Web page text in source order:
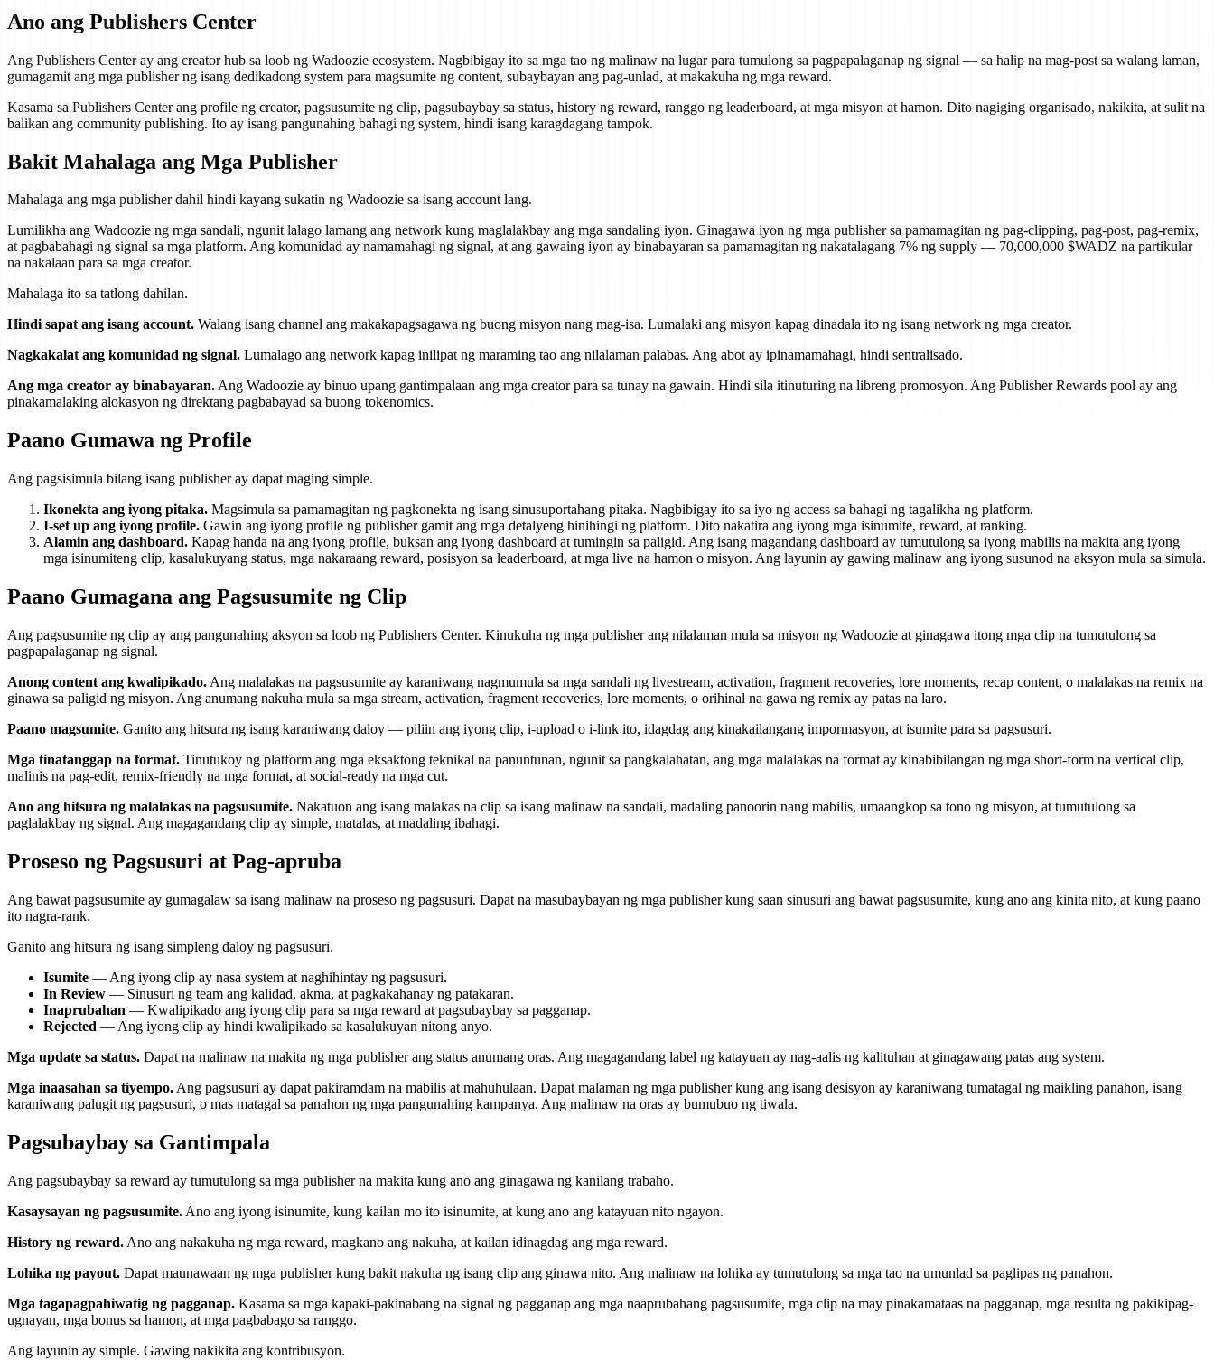
Ano ang Publishers Center
Ang Publishers Center ay ang creator hub sa loob ng Wadoozie ecosystem. Nagbibigay ito sa mga tao ng malinaw na lugar para tumulong sa pagpapalaganap ng signal — sa halip na mag-post sa walang laman,
gumagamit ang mga publisher ng isang dedikadong system para magsumite ng content, subaybayan ang pag-unlad, at makakuha ng mga reward.
Kasama sa Publishers Center ang profile ng creator, pagsusumite ng clip, pagsubaybay sa status, history ng reward, ranggo ng leaderboard, at mga misyon at hamon. Dito nagiging organisado, nakikita, at sulit na
balikan ang community publishing. Ito ay isang pangunahing bahagi ng system, hindi isang karagdagang tampok.
Bakit Mahalaga ang Mga Publisher
Mahalaga ang mga publisher dahil hindi kayang sukatin ng Wadoozie sa isang account lang.
Lumilikha ang Wadoozie ng mga sandali, ngunit lalago lamang ang network kung maglalakbay ang mga sandaling iyon. Ginagawa iyon ng mga publisher sa pamamagitan ng pag-clipping, pag-post, pag-remix,
at pagbabahagi ng signal sa mga platform. Ang komunidad ay namamahagi ng signal, at ang gawaing iyon ay binabayaran sa pamamagitan ng nakatalagang 7% ng supply — 70,000,000 $WADZ na partikular
na nakalaan para sa mga creator.
Mahalaga ito sa tatlong dahilan.
Hindi sapat ang isang account. Walang isang channel ang makakapagsagawa ng buong misyon nang mag-isa. Lumalaki ang misyon kapag dinadala ito ng isang network ng mga creator.
Nagkakalat ang komunidad ng signal. Lumalago ang network kapag inilipat ng maraming tao ang nilalaman palabas. Ang abot ay ipinamamahagi, hindi sentralisado.
Ang mga creator ay binabayaran.Ang Wadoozie ay binuo upang gantimpalaan ang mga creator para sa tunay na gawain. Hindi sila itinuturing na libreng promosyon. Ang Publisher Rewards pool ay ang
pinakamalaking alokasyon ng direktang pagbabayad sa buong tokenomics.
Paano Gumawa ng Profile
Ang pagsisimula bilang isang publisher ay dapat maging simple.
Ikonekta ang iyong pitaka. Magsimula sa pamamagitan ng pagkonekta ng isang sinusuportahang pitaka. Nagbibigay ito sa iyo ng access sa bahagi ng tagalikha ng platform.
I-set up ang iyong profile. Gawin ang iyong profile ng publisher gamit ang mga detalyeng hinihingi ng platform. Dito nakatira ang iyong mga isinumite, reward, at ranking.
Alamin ang dashboard. Kapag handa na ang iyong profile, buksan ang iyong dashboard at tumingin sa paligid. Ang isang magandang dashboard ay tumutulong sa iyong mabilis na makita ang iyong
mga isinumiteng clip, kasalukuyang status, mga nakaraang reward, posisyon sa leaderboard, at mga live na hamon o misyon. Ang layunin ay gawing malinaw ang iyong susunod na aksyon mula sa simula.
Paano Gumagana ang Pagsusumite ng Clip
Ang pagsusumite ng clip ay ang pangunahing aksyon sa loob ng Publishers Center. Kinukuha ng mga publisher ang nilalaman mula sa misyon ng Wadoozie at ginagawa itong mga clip na tumutulong sa
pagpapalaganap ng signal.
Anong content ang kwalipikado. Ang malalakas na pagsusumite ay karaniwang nagmumula sa mga sandali ng livestream, activation, fragment recoveries, lore moments, recap content, o malalakas na remix na
ginawa sa paligid ng misyon. Ang anumang nakuha mula sa mga stream, activation, fragment recoveries, lore moments, o orihinal na gawa ng remix ay patas na laro.
Paano magsumite. Ganito ang hitsura ng isang karaniwang daloy — piliin ang iyong clip, i-upload o i-link ito, idagdag ang kinakailangang impormasyon, at isumite para sa pagsusuri.
Mga tinatanggap na format. Tinutukoy ng platform ang mga eksaktong teknikal na panuntunan, ngunit sa pangkalahatan, ang mga malalakas na format ay kinabibilangan ng mga short-form na vertical clip,
malinis na pag-edit, remix-friendly na mga format, at social-ready na mga cut.
Ano ang hitsura ng malalakas na pagsusumite. Nakatuon ang isang malakas na clip sa isang malinaw na sandali, madaling panoorin nang mabilis, umaangkop sa tono ng misyon, at tumutulong sa
paglalakbay ng signal. Ang magagandang clip ay simple, matalas, at madaling ibahagi.
Proseso ng Pagsusuri at Pag-apruba
Ang bawat pagsusumite ay gumagalaw sa isang malinaw na proseso ng pagsusuri. Dapat na masubaybayan ng mga publisher kung saan sinusuri ang bawat pagsusumite, kung ano ang kinita nito, at kung paano
ito nagra-rank.
Ganito ang hitsura ng isang simpleng daloy ng pagsusuri.
Isumite — Ang iyong clip ay nasa system at naghihintay ng pagsusuri.
In Review — Sinusuri ng team ang kalidad, akma, at pagkakahanay ng patakaran.
Inaprubahan — Kwalipikado ang iyong clip para sa mga reward at pagsubaybay sa pagganap.
Rejected — Ang iyong clip ay hindi kwalipikado sa kasalukuyan nitong anyo.
Mga update sa status. Dapat na malinaw na makita ng mga publisher ang status anumang oras. Ang magagandang label ng katayuan ay nag-aalis ng kalituhan at ginagawang patas ang system.
Mga inaasahan sa tiyempo. Ang pagsusuri ay dapat pakiramdam na mabilis at mahuhulaan. Dapat malaman ng mga publisher kung ang isang desisyon ay karaniwang tumatagal ng maikling panahon, isang
karaniwang palugit ng pagsusuri, o mas matagal sa panahon ng mga pangunahing kampanya. Ang malinaw na oras ay bumubuo ng tiwala.
Pagsubaybay sa Gantimpala
Ang pagsubaybay sa reward ay tumutulong sa mga publisher na makita kung ano ang ginagawa ng kanilang trabaho.
Kasaysayan ng pagsusumite. Ano ang iyong isinumite, kung kailan mo ito isinumite, at kung ano ang katayuan nito ngayon.
History ng reward. Ano ang nakakuha ng mga reward, magkano ang nakuha, at kailan idinagdag ang mga reward.
Lohika ng payout. Dapat maunawaan ng mga publisher kung bakit nakuha ng isang clip ang ginawa nito. Ang malinaw na lohika ay tumutulong sa mga tao na umunlad sa paglipas ng panahon.
Mga tagapagpahiwatig ng pagganap. Kasama sa mga kapaki-pakinabang na signal ng pagganap ang mga naaprubahang pagsusumite, mga clip na may pinakamataas na pagganap, mga resulta ng pakikipag-
ugnayan, mga bonus sa hamon, at mga pagbabago sa ranggo.
Ang layunin ay simple. Gawing nakikita ang kontribusyon.